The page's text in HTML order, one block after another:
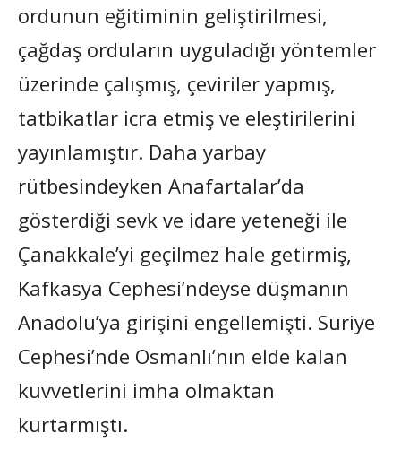
ordunun eğitiminin geliştirilmesi,
çağdaş orduların uyguladığı yöntemler
üzerinde çalışmış, çeviriler yapmış,
tatbikatlar icra etmiş ve eleştirilerini
yayınlamıştır. Daha yarbay
rütbesindeyken Anafartalar’da
gösterdiği sevk ve idare yeteneği ile
Çanakkale’yi geçilmez hale getirmiş,
Kafkasya Cephesi’ndeyse düşmanın
Anadolu’ya girişini engellemişti. Suriye
Cephesi’nde Osmanlı’nın elde kalan
kuvvetlerini imha olmaktan
kurtarmıştı.